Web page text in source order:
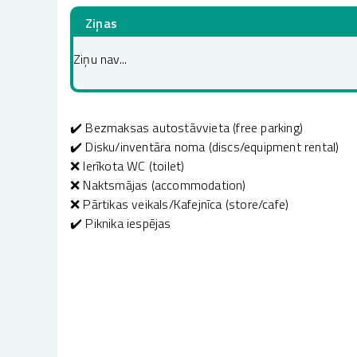
Ziņas
Ziņu nav...
✔️ Bezmaksas autostāvvieta (free parking)
✔️ Disku/inventāra noma (discs/equipment rental)
❌ Ierīkota WC (toilet)
❌ Naktsmājas (accommodation)
❌ Pārtikas veikals/Kafejnīca (store/cafe)
✔️ Piknika iespējas